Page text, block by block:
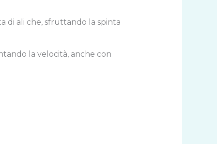
di ali che, sfruttando la spinta
la velocità, anche con